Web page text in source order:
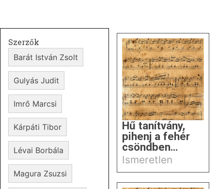
Szerzők
Barát István Zsolt
Gulyás Judit
Imrő Marcsi
Kárpáti Tibor
Lévai Borbála
Magura Zsuzsi
Hű tanítvány,
pihenj a fehér
csöndben…
Ismeretlen